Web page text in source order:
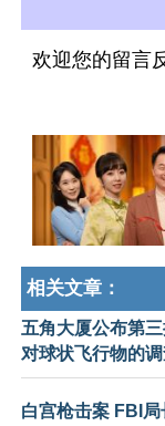
欢迎您的留言
相关文章：
五角大厦公布第
对球状飞行物的
白宫枪击案 FBI